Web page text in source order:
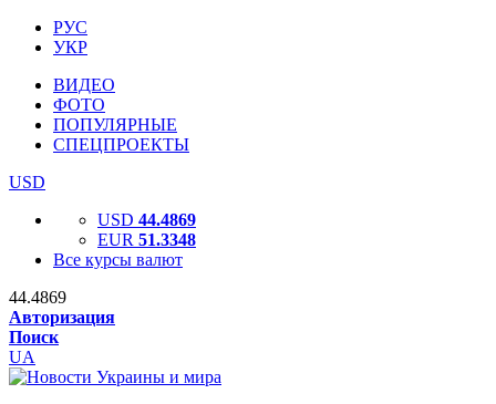
РУС
УКР
ВИДЕО
ФОТО
ПОПУЛЯРНЫЕ
СПЕЦПРОЕКТЫ
USD
USD 44.4869
EUR 51.3348
Все курсы валют
44.4869
Авторизация
Поиск
UA